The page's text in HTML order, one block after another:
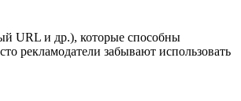
URL и др.), которые способны
рекламодатели забывают использовать